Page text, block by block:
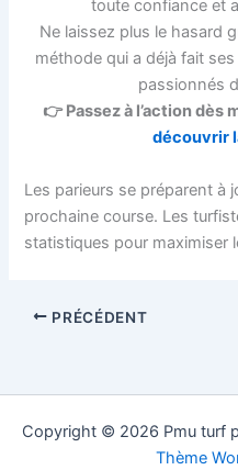
toute confiance et
Ne laissez plus le hasard
méthode qui a déjà fait
passionnés
👉 Passez à l’action dès
découvrir
Les parieurs se préparent à
prochaine course. Les
statistiques pour maximiser
PRÉCÉDENT
Copyright © 2026 Pmu turf
Thème